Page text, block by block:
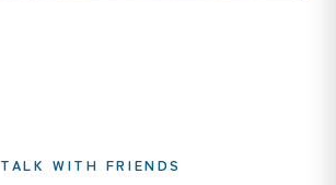
TALK WITH FRIENDS